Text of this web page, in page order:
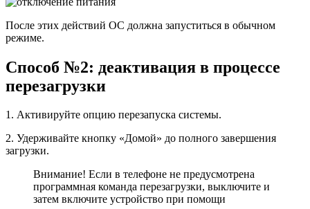
После этих действий ОС должна запуститься в обычном
режиме.
Способ №2: деактивация в процессе
перезагрузки
1. Активируйте опцию перезапуска системы.
2. Удерживайте кнопку «Домой» до полного завершения
загрузки.
Внимание! Если в телефоне не предусмотрена
программная команда перезагрузки, выключите и
затем включите устройство при помощи